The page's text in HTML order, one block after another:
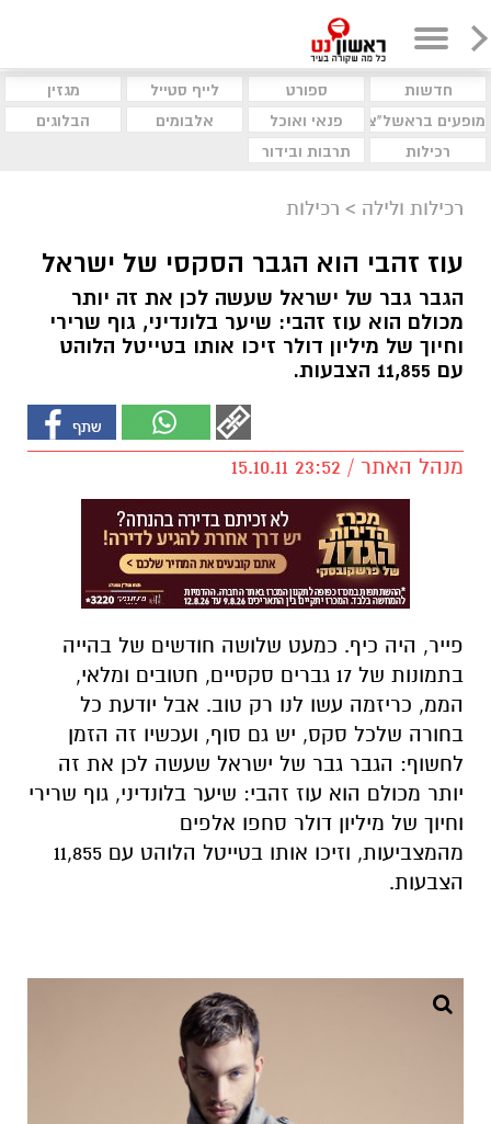
חדשות ספורט לייף סטייל
מגזין
מופעים בראשל"צ
פנאי ואוכל אלבומים
הבלוגים
רכילות
תרבות ובידור
רכילות ולילה > רכילות
עוז זהבי הוא הגבר הסקסי של ישראל
הגבר גבר של ישראל שעשה לכן את זה יותר
מכולם הוא עוז זהבי: שיער בלונדיני, גוף שרירי
וחיוך של מיליון דולר זיכו אותו בטייטל הלוהט
עם 11,855 הצבעות.
מנהל האתר / 23:52 15.10.11
פייר, היה כיף. כמעט שלושה חודשים של בהייה
בתמונות של 17 גברים סקסיים, חטובים ומלאי,
הממ, כריזמה עשו לנו רק טוב. אבל יודעת כל
בחורה שלכל סקס, יש גם סוף, ועכשיו זה הזמן
לחשוף: הגבר גבר של ישראל שעשה לכן את זה
יותר מכולם הוא עוז זהבי: שיער בלונדיני, גוף שרירי
וחיוך של מיליון דולר סחפו אלפים
מהמצביעות, וזיכו אותו בטייטל הלוהט עם 11,855
הצבעות.